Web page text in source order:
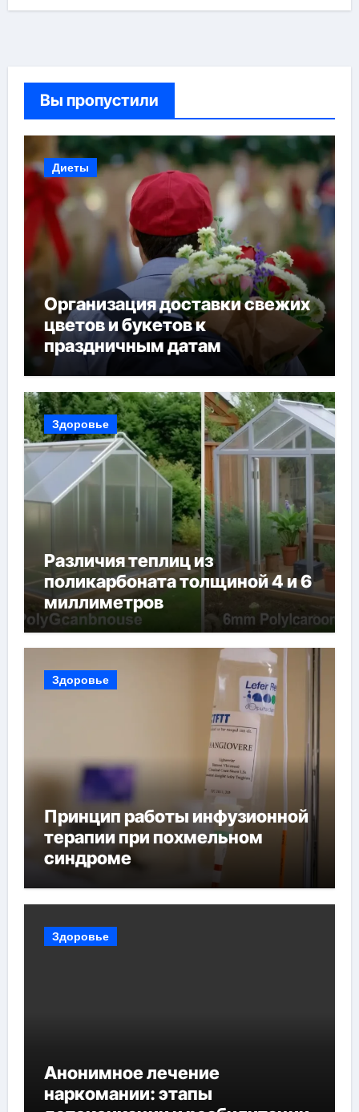
Вы пропустили
Диеты
Организация доставки свежих
цветов и букетов к
праздничным датам
Здоровье
Различия теплиц из
поликарбоната толщиной 4 и 6
миллиметров
Здоровье
Принцип работы инфузионной
терапии при похмельном
синдроме
Здоровье
Анонимное лечение
наркомании: этапы